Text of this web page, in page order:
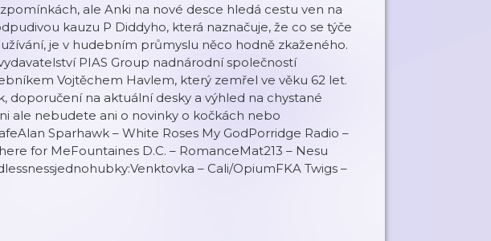
ale Anki na nové desce hledá cestu ven na
kauzu P Diddyho, která naznačuje, že co se týče
je v hudebním průmyslu něco hodně zkaženého.
PIAS Group nadnárodní společností
Vojtěchem Havlem, který zemřel ve věku 62 let.
doporučení na aktuální desky a výhled na chystané
ale nebudete ani o novinky o kočkách nebo
Sparhawk – White Roses My GodPorridge Radio –
for MeFountaines D.C. – RomanceMat213 – Nesu
– Cali/OpiumFKA Twigs –